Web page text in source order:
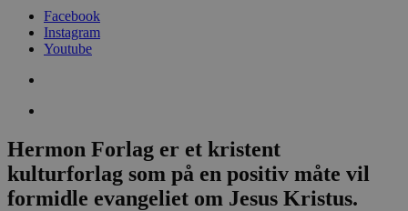
Facebook
Instagram
Youtube
Hermon Forlag er et kristent
kulturforlag som på en positiv måte vil
formidle evangeliet om Jesus Kristus.